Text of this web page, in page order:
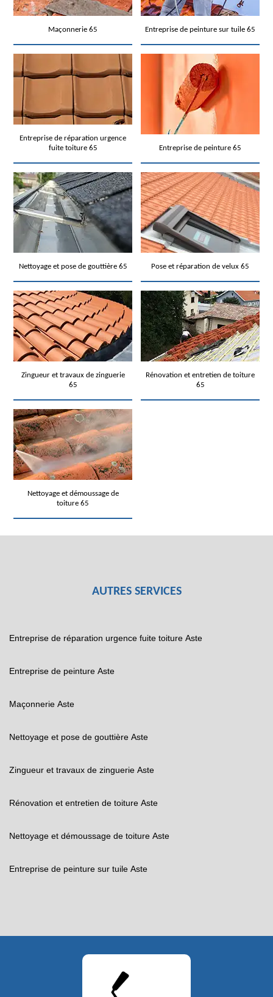
Maçonnerie 65 Entreprise de peinture sur tuile 65
Entreprise de réparation urgence
fuite toiture 65
Entreprise de peinture 65
Nettoyage et pose de gouttière 65 Pose et réparation de velux 65
Zingueur et travaux de zinguerie
65
Rénovation et entretien de toiture
65
Nettoyage et démoussage de
toiture 65
AUTRES SERVICES
Entreprise de réparation urgence fuite toiture Aste
Entreprise de peinture Aste
Maçonnerie Aste
Nettoyage et pose de gouttière Aste
Zingueur et travaux de zinguerie Aste
Rénovation et entretien de toiture Aste
Nettoyage et démoussage de toiture Aste
Entreprise de peinture sur tuile Aste